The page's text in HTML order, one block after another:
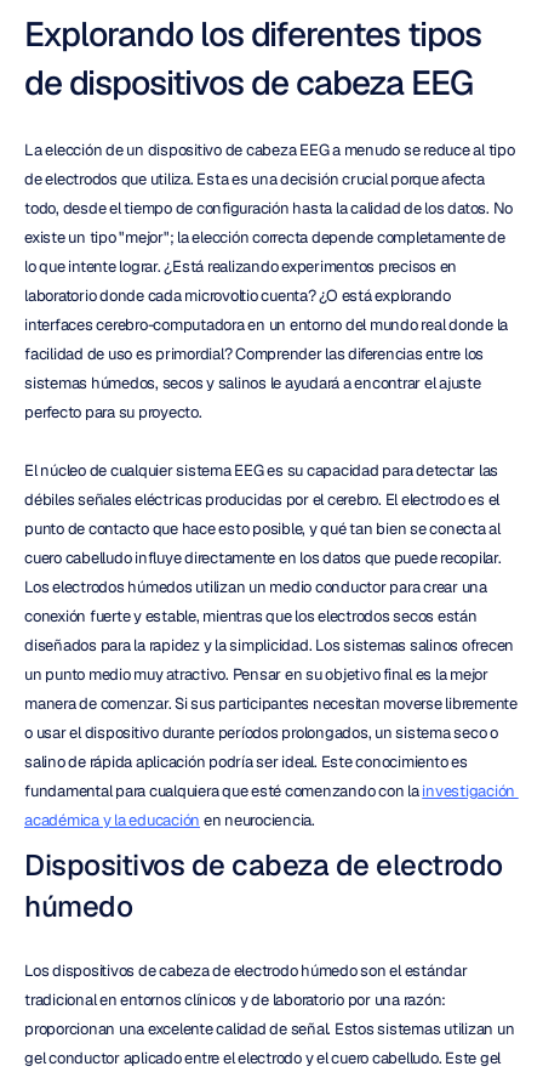
Explorando los diferentes tipos
de dispositivos de cabeza EEG
La elección de un dispositivo de cabeza EEG a menudo se reduce al tipo
de electrodos que utiliza. Esta es una decisión crucial porque afecta
todo, desde el tiempo de configuración hasta la calidad de los datos. No
existe un tipo "mejor"; la elección correcta depende completamente de
lo que intente lograr. ¿Está realizando experimentos precisos en
laboratorio donde cada microvoltio cuenta? ¿O está explorando
interfaces cerebro-computadora en un entorno del mundo real donde la
facilidad de uso es primordial? Comprender las diferencias entre los
sistemas húmedos, secos y salinos le ayudará a encontrar el ajuste
perfecto para su proyecto.
El núcleo de cualquier sistema EEG es su capacidad para detectar las
débiles señales eléctricas producidas por el cerebro. El electrodo es el
punto de contacto que hace esto posible, y qué tan bien se conecta al
cuero cabelludo influye directamente en los datos que puede recopilar.
Los electrodos húmedos utilizan un medio conductor para crear una
conexión fuerte y estable, mientras que los electrodos secos están
diseñados para la rapidez y la simplicidad. Los sistemas salinos ofrecen
un punto medio muy atractivo. Pensar en su objetivo final es la mejor
manera de comenzar. Si sus participantes necesitan moverse libremente
o usar el dispositivo durante períodos prolongados, un sistema seco o
salino de rápida aplicación podría ser ideal. Este conocimiento es
fundamental para cualquiera que esté comenzando con la investigación
académica y la educación en neurociencia.
Dispositivos de cabeza de electrodo
húmedo
Los dispositivos de cabeza de electrodo húmedo son el estándar
tradicional en entornos clínicos y de laboratorio por una razón:
proporcionan una excelente calidad de señal. Estos sistemas utilizan un
gel conductor aplicado entre el electrodo y el cuero cabelludo. Este gel